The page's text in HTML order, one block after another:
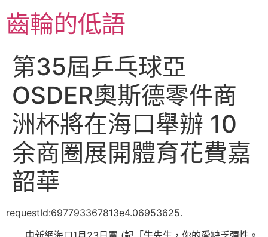
至
主齒輪的低語
第35屆乒乓球亞
OSDER奧斯德零件商
洲杯將在海口舉辦 10
余商圈展開體育花費嘉
韶華
requestId:697793367813e4.06953625.